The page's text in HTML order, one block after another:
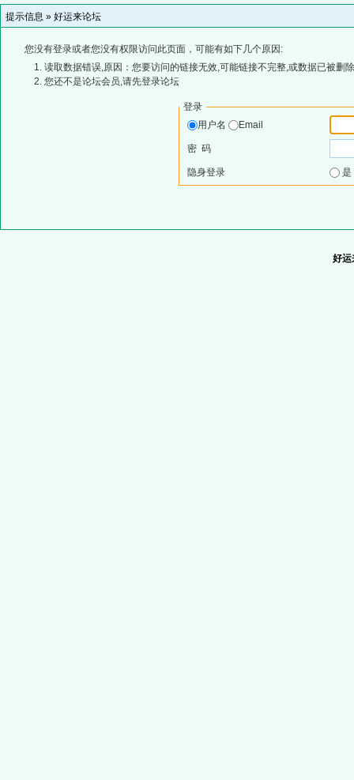
提示信息 » 好运来论坛
您没有登录或者您没有权限访问此页面，可能有如下几个原因:
读取数据错误,原因：您要访问的链接无效,可能链接不完整,或数据已被删
您还不是论坛会员,请先登录论坛
登录
用户名
Email
密 码
隐身登录
好